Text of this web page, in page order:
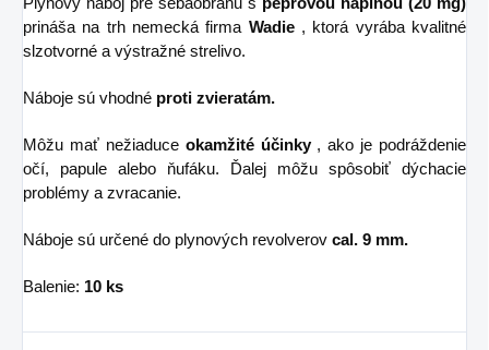
Plynový náboj pre sebaobranu s pepřovou náplňou (20 mg)
prináša na trh nemecká firma Wadie, ktorá vyrába kvalitné
slzotvorné a výstražné strelivo.
Náboje sú vhodné proti zvieratám.
Môžu mať nežiaduce okamžité účinky, ako je podráždenie
očí, papule alebo ňufáku. Ďalej môžu spôsobiť dýchacie
problémy a zvracanie.
Náboje sú určené do plynových revolverov cal. 9 mm.
Balenie: 10 ks